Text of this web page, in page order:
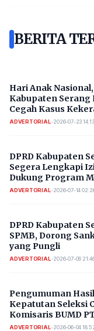
BERITA
Hari Anak
Kabupaten Serang
Cegah Kasus
Anak Berulang
ADVERTORIAL•2026-07-23
DPRD Kabupaten
Segera Lengkapi
Dukung Program
ADVERTORIAL•2026-07-14
DPRD Kabupaten
SPMB, Dorong
yang Pungli
ADVERTORIAL•2026-07-06
Pengumuman
Kepatutan Seleksi
Komisaris BUMD
Mandiri
ADVERTORIAL•2026-06-04